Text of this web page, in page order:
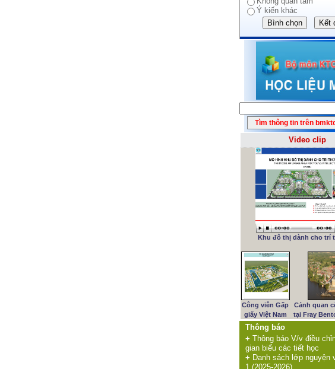
Ý kiến khác
Video clip
Khu đô thị dành cho trí
Công viên Gấp
giấy Việt Nam
Cảnh quan
tại Fray
Thông báo
+ Thông báo V/v điều
gian biểu các tiết học
+ Danh sách lớp nguyện
1 (2025-2026)